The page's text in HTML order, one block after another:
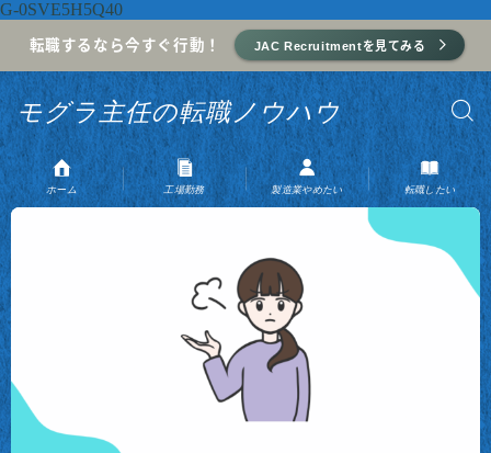
G-0SVE5H5Q40
転職するなら今すぐ行動！ JAC Recruitmentを見てみる
モグラ主任の転職ノウハウ
ホーム 工場勤務 製造業やめたい 転職したい